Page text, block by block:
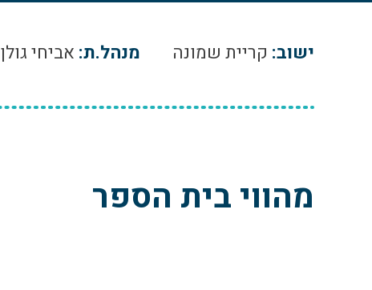
ישוב: קריית שמונה מנהל.ת: אביחי גולן
מהווי בית הספר